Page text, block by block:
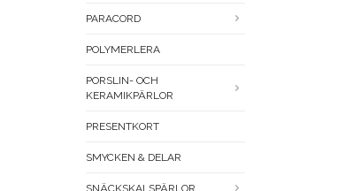
PARACORD
POLYMERLERA
PORSLIN- OCH
KERAMIKPÄRLOR
PRESENTKORT
SMYCKEN & DELAR